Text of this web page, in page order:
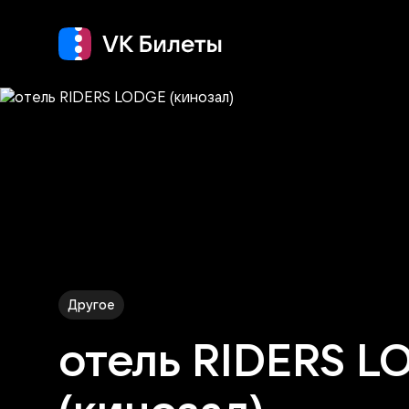
Другое
отель RIDERS